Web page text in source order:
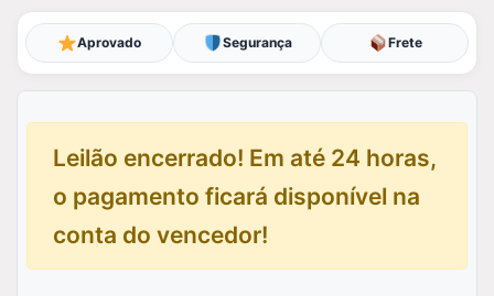
Aprovado Segurança Frete
Leilão encerrado! Em até 24 horas,
o pagamento ficará disponível na
conta do vencedor!